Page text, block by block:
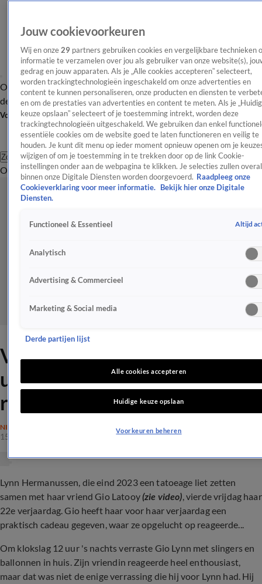
OverzichtAfleveringen Entertainment TV Algemeen
Tip
de redactieNieuwsbrief
Volg Shownieuws
Zoeken
OverzichtEntertainmentSpraakmakendRealityCrimeVideo's
Vriendin Gio Latooy laat zich
uit: 'Dit gaat ons leven
redden'
NIEUWS
15 mrt 2024, 21:26
Lynn Hermanussen, die eind 2023 een tatoeage liet zetten
samen met haar vriend Gio Latooy(zie video), vierde vrijdag haar
22e verjaardag. Gio heeft haar voor haar verjaardag een
praktisch cadeau gegeven, waar ze opgelucht op reageerde...
Om klokslag 12 uur 's nachts verraste Gio Lynn met slingers en
ballonnen in huis. Zijn vriendin reageerde heel enthousiast,
maar dat was niet de enige verrassing die hij voor Lynn had. Hij
Jouw cookievoorkeuren
Wij en onze 29 partners gebruiken cookies en vergelijkbare technieken
informatie te verzamelen over jou als gebruiker van onze website(s),
gedrag en jouw apparaten. Als je „Alle cookies accepteren” selecteert,
worden trackingtechnologieën ingeschakeld om onze advertenties en
content te kunnen personaliseren, onze producten en diensten te
en om de prestaties van advertenties en content te meten. Als je
keuze opslaan” selecteert of je toestemming intrekt, worden deze
trackingtechnologieën uitgeschakeld. We gebruiken dan enkel
essentiële cookies om de website goed te laten functioneren en veilig te
houden. Je kunt dit menu op ieder moment opnieuw openen om je
wijzigen of om je toestemming in te trekken door op de link Cookie-
instellingen onder aan de webpagina te klikken. Je selecties zullen overal
binnen onze Digitale Diensten worden doorgevoerd. Raadpleeg onze
Cookieverklaring voor meer informatie.
Bekijk hier onze Digitale
Diensten.
Functioneel & Essentieel Altijd
Analytisch
Advertising & Commercieel
Marketing & Social media
Derde partijen lijst
Alle cookies accepteren
Huidige keuze opslaan
Voorkeuren beheren